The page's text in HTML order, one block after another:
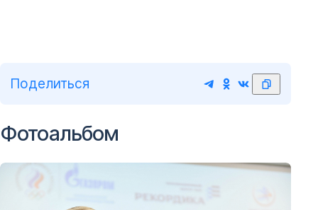
Поделиться
Фотоальбом